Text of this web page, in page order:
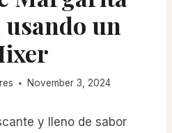
un
November 3, 2024
y lleno de sabor